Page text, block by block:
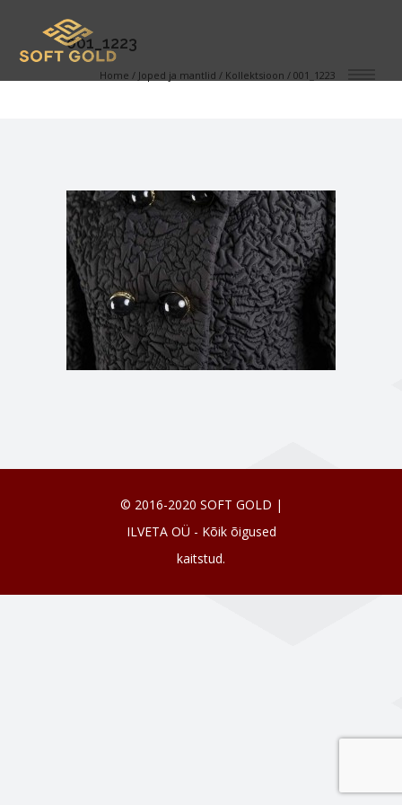
001_1223
Home / Joped ja mantlid / Kollektsioon / 001_1223
© 2016-2020 SOFT GOLD |
ILVETA OÜ - Kõik õigused
kaitstud.